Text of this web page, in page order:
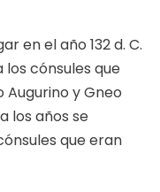
en el año 132 d. C.
cónsules que
Augurino y Gneo
los años se
que eran